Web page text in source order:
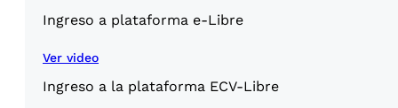
Ingreso a plataforma e-Libre
Ver video
Ingreso a la plataforma ECV-Libre